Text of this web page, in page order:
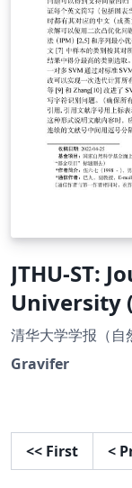
JTHU-ST:
University
Template
清华大学学报（自
Gravifer
<< First <